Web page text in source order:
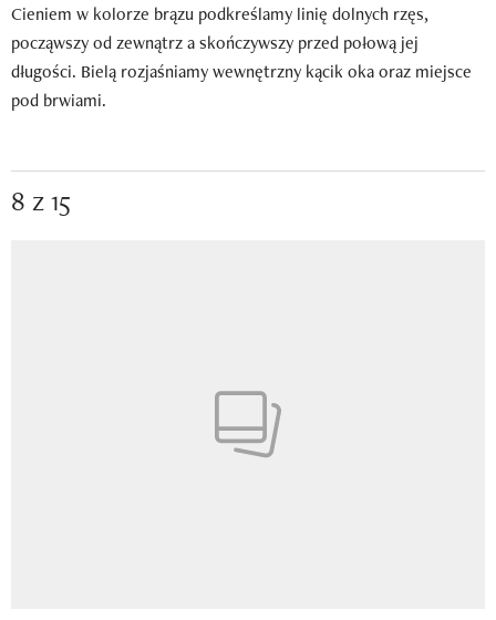
Cieniem w kolorze brązu podkreślamy linię dolnych rzęs,
począwszy od zewnątrz a skończywszy przed połową jej
długości. Bielą rozjaśniamy wewnętrzny kącik oka oraz miejsce
pod brwiami.
8 z 15